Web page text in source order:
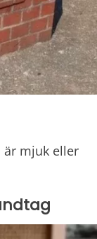
är mjuk eller